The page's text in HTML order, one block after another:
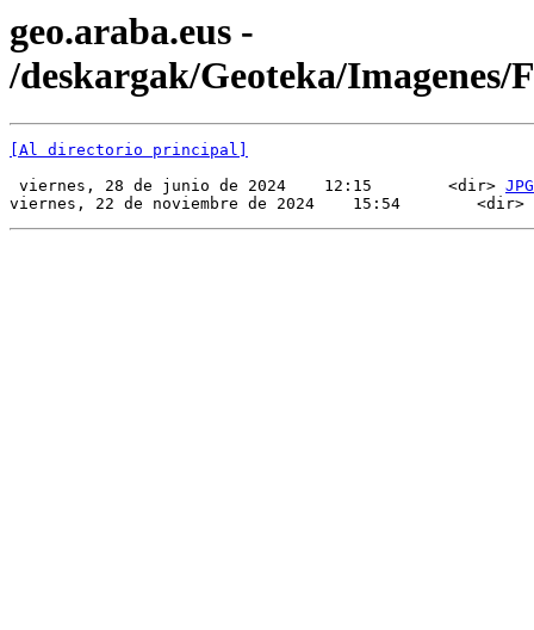
geo.araba.eus -
/deskargak/Geoteka/Imagenes/
[Al directorio principal]
viernes, 28 de junio de 2024    12:15        <dir> JPG
viernes, 22 de noviembre de 2024    15:54        <dir>